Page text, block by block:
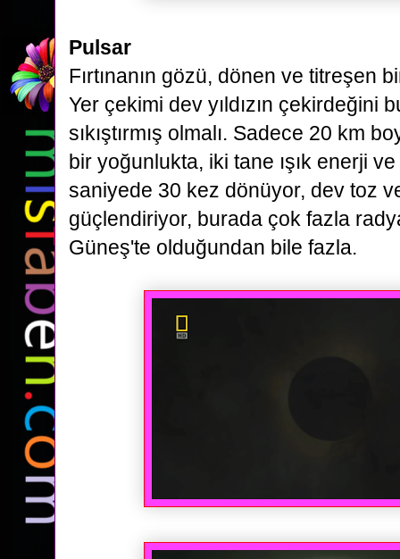
Pulsar
Fırtınanın gözü, dönen ve titreşen
Yer çekimi dev yıldızın çekirdeğini
sıkıştırmış olmalı. Sadece 20 km
bir yoğunlukta, iki tane ışık enerji
saniyede 30 kez dönüyor, dev toz
güçlendiriyor, burada çok fazla
Güneş'te olduğundan bile fazla.